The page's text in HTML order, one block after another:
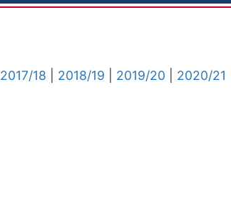
2017/18 2018/19 2019/20
2020/21